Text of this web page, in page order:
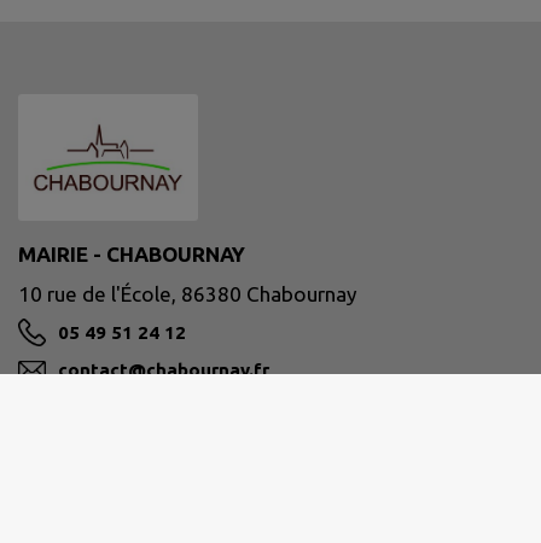
MAIRIE - CHABOURNAY
10 rue de l'École, 86380 Chabournay
05 49 51 24 12
contact@chabournay.fr